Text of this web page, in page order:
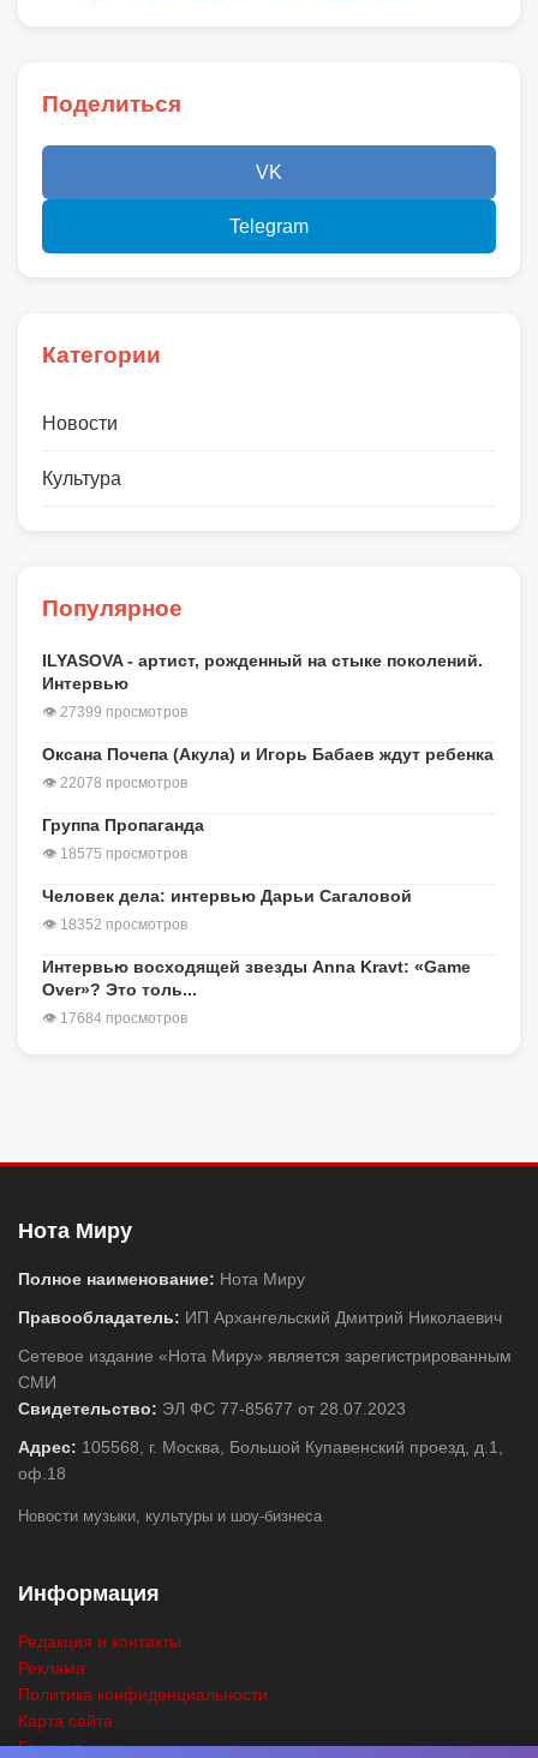
Поделиться
VK
Telegram
Категории
Новости
Культура
Популярное
ILYASOVA - артист, рожденный на стыке поколений.
Интервью
👁 27399 просмотров
Оксана Почепа (Акула) и Игорь Бабаев ждут ребенка
👁 22078 просмотров
Группа Пропаганда
👁 18575 просмотров
Человек дела: интервью Дарьи Сагаловой
👁 18352 просмотров
Интервью восходящей звезды Anna Kravt: «Game
Over»? Это толь...
👁 17684 просмотров
Нота Миру
Полное наименование: Нота Миру
Правообладатель: ИП Архангельский Дмитрий Николаевич
Сетевое издание «Нота Миру» является зарегистрированным
СМИ
Свидетельство: ЭЛ ФС 77-85677 от 28.07.2023
Адрес: 105568, г. Москва, Большой Купавенский проезд, д.1,
оф.18
Новости музыки, культуры и шоу-бизнеса
Информация
Редакция и контакты
Реклама
Политика конфиденциальности
Карта сайта
Главная